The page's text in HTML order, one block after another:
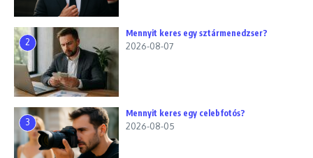
2
Mennyit keres egy sztármenedzser?
2026-08-07
3
Mennyit keres egy celebfotós?
2026-08-05